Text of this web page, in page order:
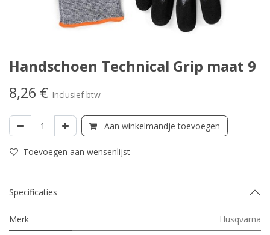
Handschoen Technical Grip maat 9
8,26 € Inclusief btw
Aan winkelmandje toevoegen
Toevoegen aan wensenlijst
Specificaties
Merk
Husqvarna